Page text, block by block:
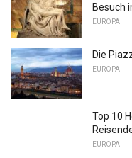
Besuch
EUROPA
Die
EUROPA
Top 10
EUROPA